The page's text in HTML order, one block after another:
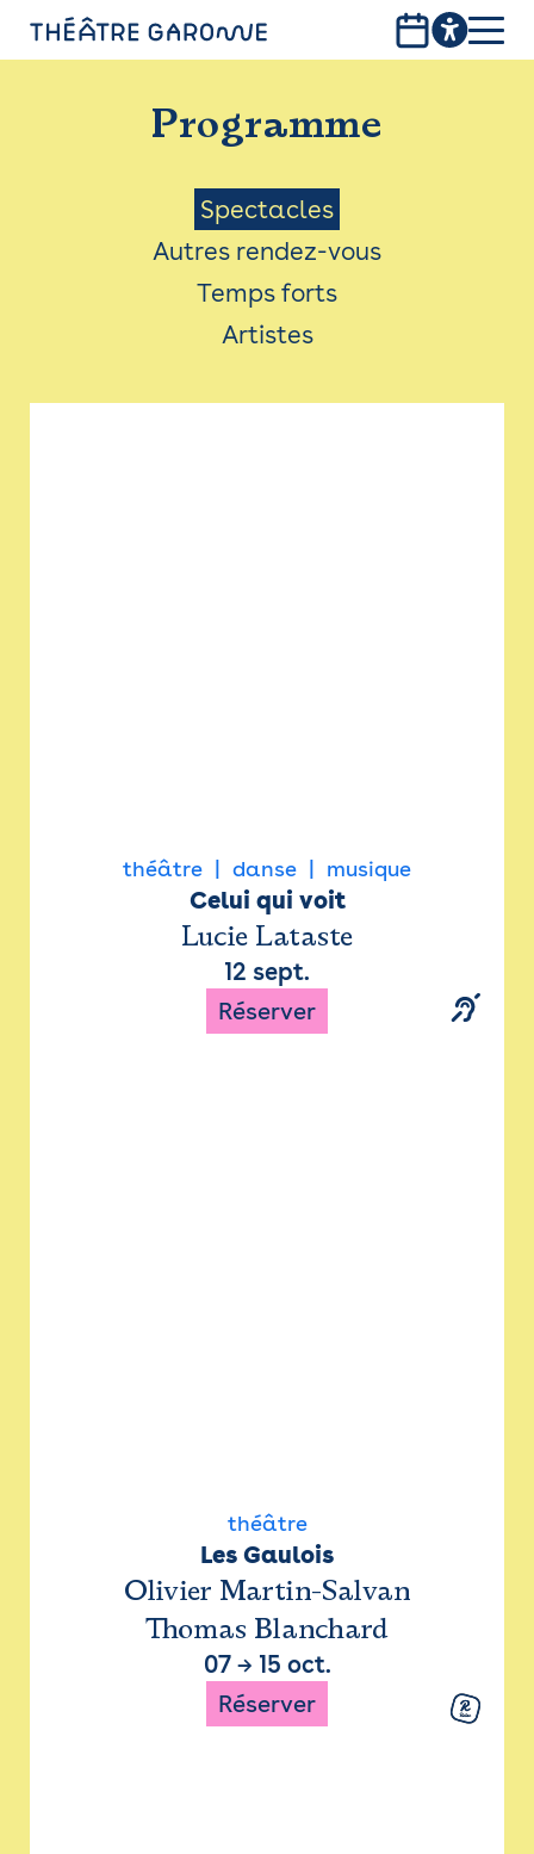
PROGRAMME
INFOS PRATIQUES
AVEC LES PUBLICS
ACCESSIBILITÉ
LES PRODUCTIONS
Programme
Menu
Saison
Spectacles
Autres rendez-vous
Temps forts
Artistes
théâtre danse musique
Celui qui voit
Lucie Lataste
12 sept.
Réserver
théâtre
Les Gaulois
Olivier Martin-Salvan
Thomas Blanchard
07→ 15 oct.
Réserver